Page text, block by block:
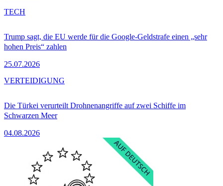
Trump sagt, die EU werde für die Google-Geldstrafe einen „sehr
hohen Preis“ zahlen
25.07.2026
TECH
Die Türkei verurteilt Drohnenangriffe auf zwei Schiffe im
Schwarzen Meer
04.08.2026
VERTEIDIGUNG